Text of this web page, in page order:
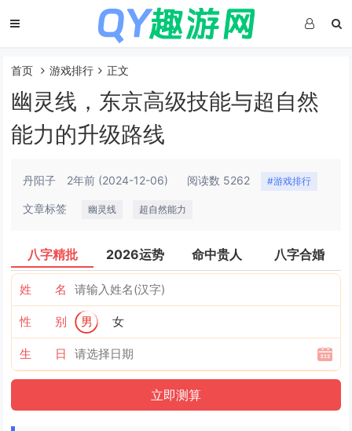
首页 游戏排行 正文
幽灵线，东京高级技能与超自然
能力的升级路线
丹阳子 2年前 (2024-12-06) 阅读数 5262 #游戏排行
文章标签 幽灵线 超自然能力
八字精批 2026运势 命中贵人 八字合婚
姓 名
性 别 男 女
生 日